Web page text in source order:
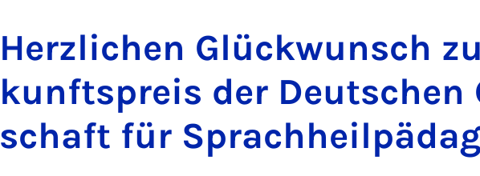
Herz­li­chen Glü­ck­wunsch
kunfts­preis der Deut­schen
schaft für